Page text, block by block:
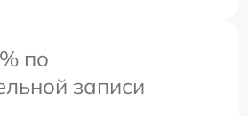
по
записи